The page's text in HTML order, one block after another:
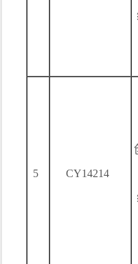
5 CY14214